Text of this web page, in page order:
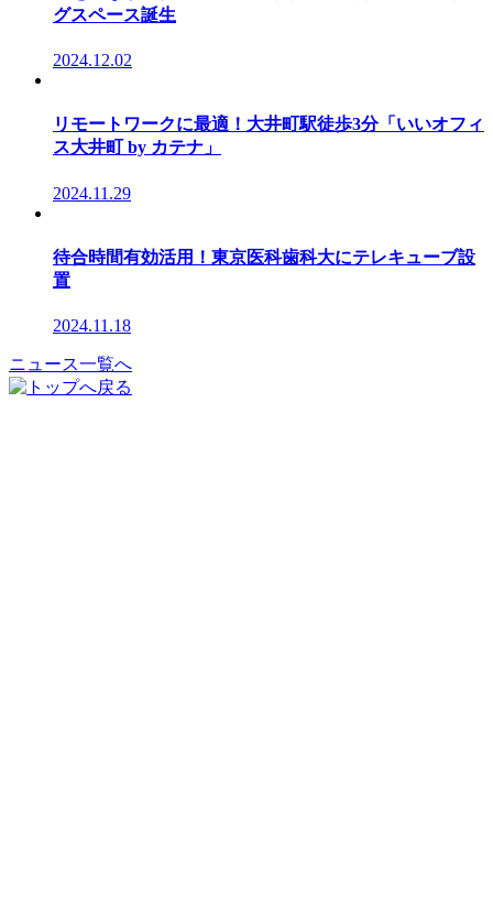
グスペース誕生
2024.12.02
リモートワークに最適！大井町駅徒歩3分「いいオフィ
ス大井町 by カテナ」
2024.11.29
待合時間有効活用！東京医科歯科大にテレキューブ設
置
2024.11.18
ニュース一覧へ